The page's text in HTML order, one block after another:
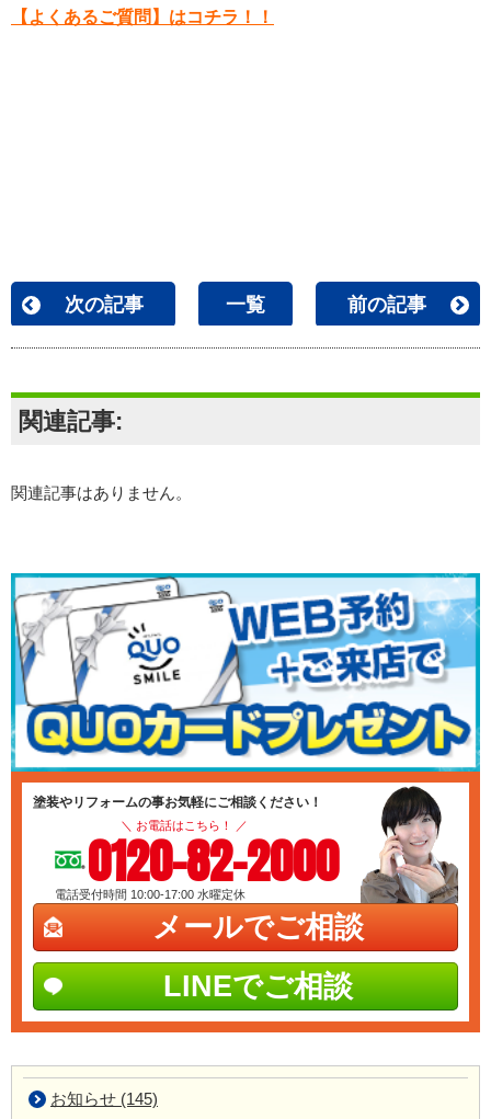
【よくあるご質問】はコチラ！！
次の記事 一覧 前の記事
関連記事:
関連記事はありません。
塗装やリフォームの事お気軽にご相談ください！
＼ お電話はこちら！ ／
0120-82-2000
電話受付時間 10:00-17:00 水曜定休
メールでご相談
LINEでご相談
お知らせ (145)